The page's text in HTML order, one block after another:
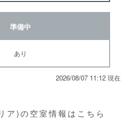
準備中
あり
2026/08/07 11:12 現在
ア)の空室情報はこちら